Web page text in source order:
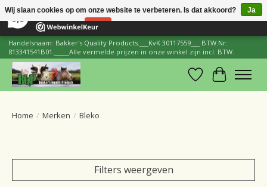
206 Reviews ×
Handelsnaam: Bakker's Quality Products.___KvK 30117559___ BTW.Nr:
813341541B01._____Alle vermelde prijzen in onze winkel zijn incl. BTW.
Verlanglijst
Home / Merken / Bleko
Filters weergeven
Wij slaan cookies op om onze website te verbeteren. Is dat akkoord?
Ja
Nee